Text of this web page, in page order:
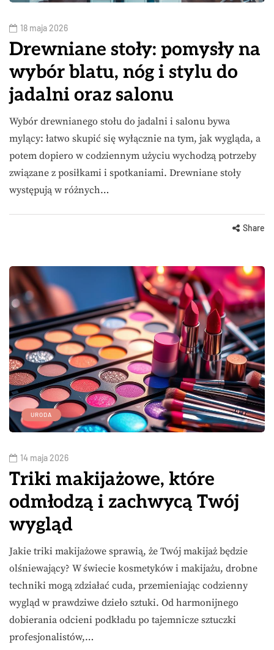
18 maja 2026
Drewniane stoły: pomysły na
wybór blatu, nóg i stylu do
jadalni oraz salonu
Wybór drewnianego stołu do jadalni i salonu bywa
mylący: łatwo skupić się wyłącznie na tym, jak wygląda, a
potem dopiero w codziennym użyciu wychodzą potrzeby
związane z posiłkami i spotkaniami. Drewniane stoły
występują w różnych…
Share
URODA
14 maja 2026
Triki makijażowe, które
odmłodzą i zachwycą Twój
wygląd
Jakie triki makijażowe sprawią, że Twój makijaż będzie
olśniewający? W świecie kosmetyków i makijażu, drobne
techniki mogą zdziałać cuda, przemieniając codzienny
wygląd w prawdziwe dzieło sztuki. Od harmonijnego
dobierania odcieni podkładu po tajemnicze sztuczki
profesjonalistów,…